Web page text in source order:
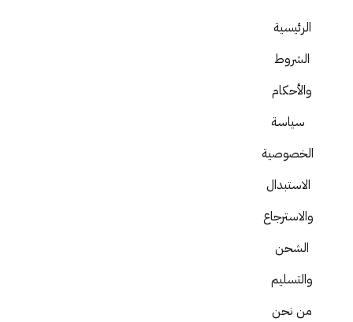
الرئيسية
الشروط
والأحكام
سياسة
الخصوصية
الاستبدال
والاسترجاع
الشحن
والتسليم
من نحن